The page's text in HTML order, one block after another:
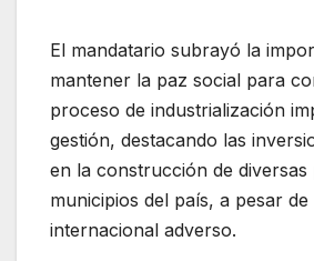
El mandatario subrayó la
mantener la paz social para
proceso de industrialización
gestión, destacando las
en la construcción de diversas
municipios del país, a pesar
internacional adverso.